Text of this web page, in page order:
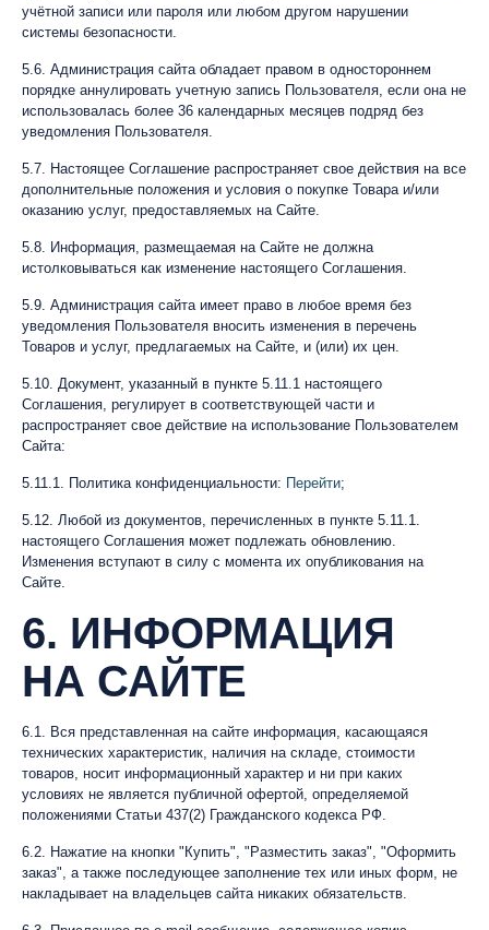
учётной записи или пароля или любом другом нарушении
системы безопасности.
5.6. Администрация сайта обладает правом в одностороннем
порядке аннулировать учетную запись Пользователя, если она не
использовалась более 36 календарных месяцев подряд без
уведомления Пользователя.
5.7. Настоящее Соглашение распространяет свое действия на все
дополнительные положения и условия о покупке Товара и/или
оказанию услуг, предоставляемых на Сайте.
5.8. Информация, размещаемая на Сайте не должна
истолковываться как изменение настоящего Соглашения.
5.9. Администрация сайта имеет право в любое время без
уведомления Пользователя вносить изменения в перечень
Товаров и услуг, предлагаемых на Сайте, и (или) их цен.
5.10. Документ, указанный в пункте 5.11.1 настоящего
Соглашения, регулирует в соответствующей части и
распространяет свое действие на использование Пользователем
Сайта:
5.11.1. Политика конфиденциальности: Перейти;
5.12. Любой из документов, перечисленных в пункте 5.11.1.
настоящего Соглашения может подлежать обновлению.
Изменения вступают в силу с момента их опубликования на
Сайте.
6. ИНФОРМАЦИЯ
НА САЙТЕ
6.1. Вся представленная на сайте информация, касающаяся
технических характеристик, наличия на складе, стоимости
товаров, носит информационный характер и ни при каких
условиях не является публичной офертой, определяемой
положениями Статьи 437(2) Гражданского кодекса РФ.
6.2. Нажатие на кнопки "Купить", "Разместить заказ", "Оформить
заказ", а также последующее заполнение тех или иных форм, не
накладывает на владельцев сайта никаких обязательств.